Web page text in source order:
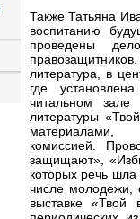
Также Татьяна
воспитанию
проведены
литература, в
где
читальном зале
литературы
материалами,
комиссией.
защищают»,
которых речь
числе молодежи,
выставке «Твой